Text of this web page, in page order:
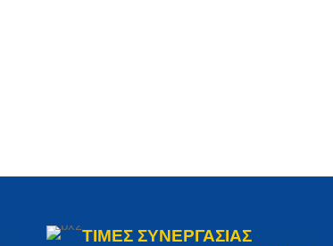
ΤΙΜΕΣ ΣΥΝΕΡΓΑΣΙΑΣ